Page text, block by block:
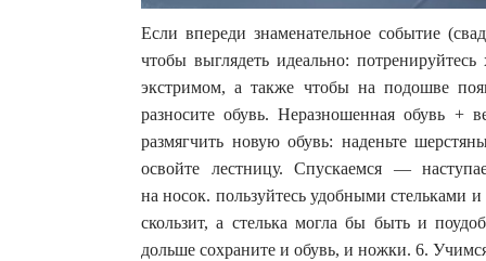
Если впереди знаменательное событие
чтобы выглядеть идеально:
экстримом, а также чтобы на подошве
разносите обувь. Неразношенная обувь +
размягчить новую обувь: наденьте
освойте лестницу. Спускаемся —
на носок. пользуйтесь удобными стельками
скользит, а стелька могла бы быть и
дольше сохраните и обувь, и ножки. 6.